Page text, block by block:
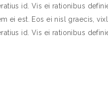
id. Vis ei rationibus
ei est. Eos ei nisl graecis,
id. Vis ei rationibus